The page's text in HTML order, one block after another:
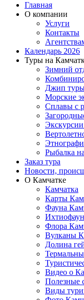
Главная
О компании
Услуги
Контакты
Календарь 2026
Туры на
Зимний
Джип
Морские
Сплавы с
Рыбалка
Заказ тура
Новости,
О Камчатке
Камчатка
Карты
Фауна
Флора
Вулканы
Долина
Видео о
Полезные
Виды